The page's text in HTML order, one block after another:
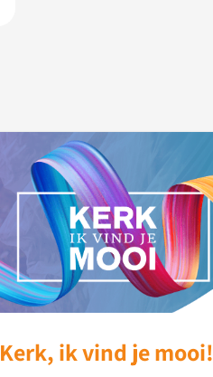
Kerk, ik vind je mooi!